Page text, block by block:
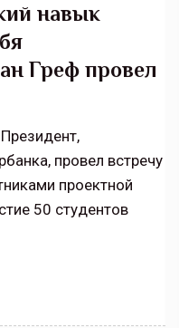
навык
Греф провел
провел встречу
проектной
50 студентов